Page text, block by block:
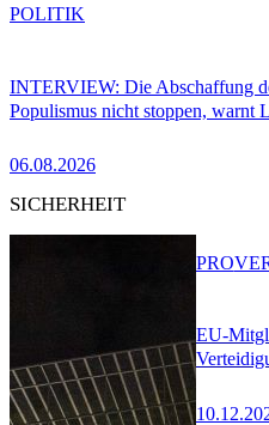
INTERVIEW: Die Abschaffung
Populismus nicht stoppen, warnt
06.08.2026
POLITIK
SICHERHEIT
EU-
PRO